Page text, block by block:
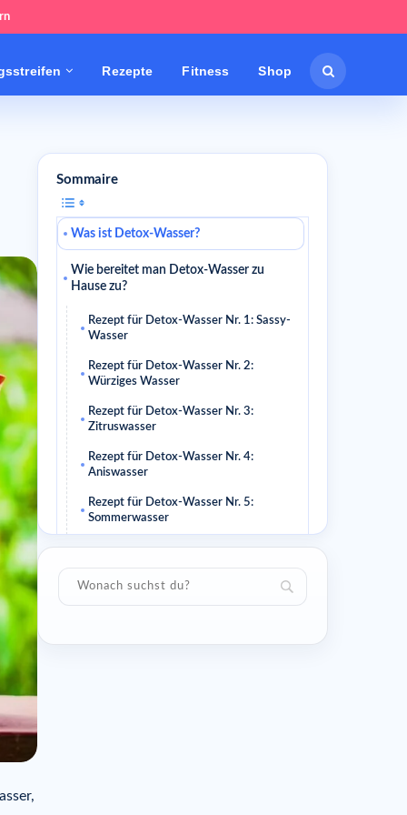
Rezepte Fitness Shop
Sommaire
Was ist Detox-Wasser?
Wie bereitet man Detox-Wasser zu
Hause zu?
Rezept für Detox-Wasser Nr. 1: Sassy-
Wasser
Rezept für Detox-Wasser Nr. 2:
Würziges Wasser
Rezept für Detox-Wasser Nr. 3:
Zitruswasser
Rezept für Detox-Wasser Nr. 4:
Aniswasser
Rezept für Detox-Wasser Nr. 5:
Sommerwasser
Rezept für Detox-Wasser Nr. 6:
Rezept für Detox-Wasser Nr. 7: Glow-
Wasser